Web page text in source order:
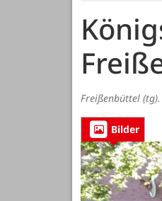
Freißenbüttel
Bilder